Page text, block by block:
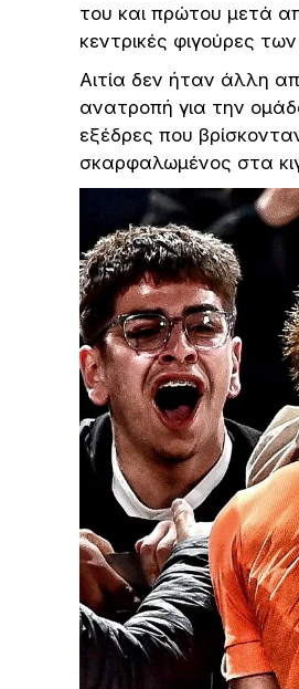
του και πρώτου μετά
κεντρικές φιγούρες
Αιτία δεν ήταν άλλη
ανατροπή για την
εξέδρες που
σκαρφαλωμένος στα